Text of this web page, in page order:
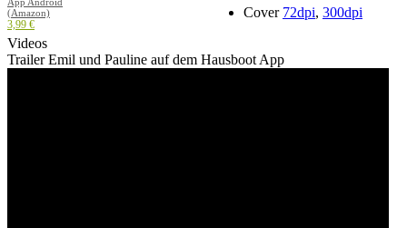
(Amazon)
3,99 €
Cover 72dpi, 300dpi
Videos
Trailer Emil und Pauline auf dem Hausboot App